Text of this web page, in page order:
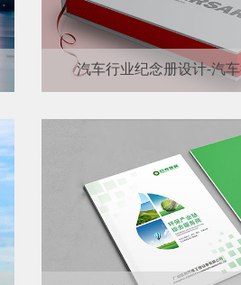
汽车行业纪念册设计-汽